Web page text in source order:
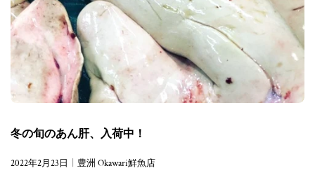
冬の旬のあん肝、入荷中！
2022年2月23日 豊洲 Okawari鮮魚店